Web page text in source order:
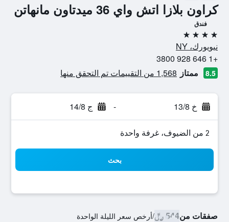
كراون بلازا اتش واي 36 ميدتاون مانهاتن
فندق
4 نجوم
نيويورك، NY
+1 646 928 3800
8.5 ممتاز 1,568 من التقييمات تم التحقق منها
خ 13/8 - ج 14/8
2 من الضيوف، غرفة واحدة
بحث
صفقات من544 ﷼ /أرخص سعر الليلة الواحدة